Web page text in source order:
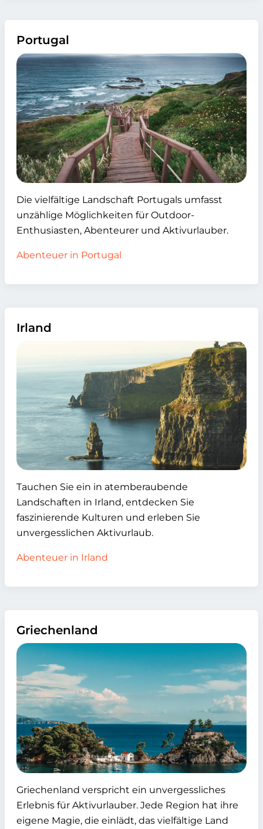
Portugal
Die vielfältige Landschaft Portugals umfasst
unzählige Möglichkeiten für Outdoor-
Enthusiasten, Abenteurer und Aktivurlauber.
Abenteuer in Portugal
Irland
Tauchen Sie ein in atemberaubende
Landschaften in Irland, entdecken Sie
faszinierende Kulturen und erleben Sie
unvergesslichen Aktivurlaub.
Abenteuer in Irland
Griechenland
Griechenland verspricht ein unvergessliches
Erlebnis für Aktivurlauber. Jede Region hat ihre
eigene Magie, die einlädt, das vielfältige Land